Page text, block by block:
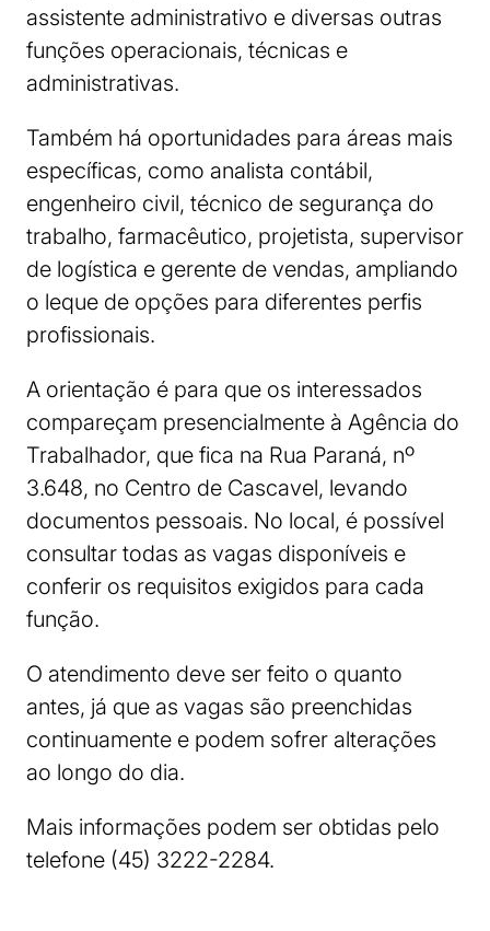
assistente administrativo e diversas outras
funções operacionais, técnicas e
administrativas.
Também há oportunidades para áreas mais
específicas, como analista contábil,
engenheiro civil, técnico de segurança do
trabalho, farmacêutico, projetista, supervisor
de logística e gerente de vendas, ampliando
o leque de opções para diferentes perfis
profissionais.
A orientação é para que os interessados
compareçam presencialmente à Agência do
Trabalhador, que fica na Rua Paraná, nº
3.648, no Centro de Cascavel, levando
documentos pessoais. No local, é possível
consultar todas as vagas disponíveis e
conferir os requisitos exigidos para cada
função.
O atendimento deve ser feito o quanto
antes, já que as vagas são preenchidas
continuamente e podem sofrer alterações
ao longo do dia.
Mais informações podem ser obtidas pelo
telefone (45) 3222-2284.